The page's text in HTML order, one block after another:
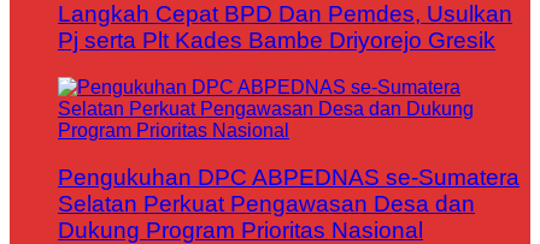
Langkah Cepat BPD Dan Pemdes, Usulkan
Pj serta Plt Kades Bambe Driyorejo Gresik
Pengukuhan DPC ABPEDNAS se-Sumatera
Selatan Perkuat Pengawasan Desa dan
Dukung Program Prioritas Nasional